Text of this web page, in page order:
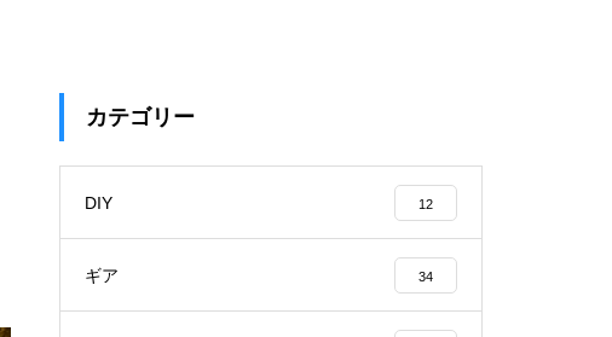
カテゴリー
DIY 12
ギア 34